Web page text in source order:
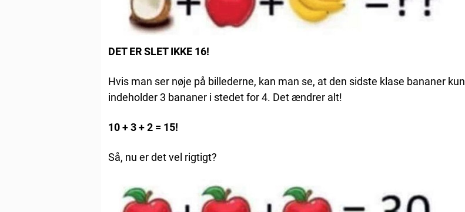
DET ER SLET IKKE 16!
Hvis man ser nøje på billederne, kan man se, at den sidste klase bananer kun
indeholder 3 bananer i stedet for 4. Det ændrer alt!
10 + 3 + 2 = 15!
Så, nu er det vel rigtigt?